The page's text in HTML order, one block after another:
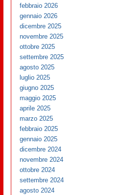
febbraio 2026
gennaio 2026
dicembre 2025
novembre 2025
ottobre 2025
settembre 2025
agosto 2025
luglio 2025
giugno 2025
maggio 2025
aprile 2025
marzo 2025
febbraio 2025
gennaio 2025
dicembre 2024
novembre 2024
ottobre 2024
settembre 2024
agosto 2024